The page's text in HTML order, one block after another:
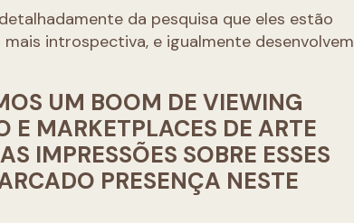
da pesquisa que eles estão
introspectiva, e igualmente desenvolvem
UM BOOM DE VIEWING
E MARKETPLACES DE ARTE
IMPRESSÕES SOBRE ESSES
PRESENÇA NESTE